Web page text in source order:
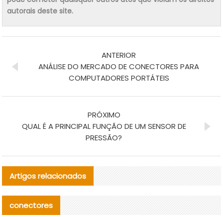
autorais deste site.
ANTERIOR
ANÁLISE DO MERCADO DE CONECTORES PARA
COMPUTADORES PORTÁTEIS
PRÓXIMO
QUAL É A PRINCIPAL FUNÇÃO DE UM SENSOR DE
PRESSÃO?
Artigos relacionados
conectores